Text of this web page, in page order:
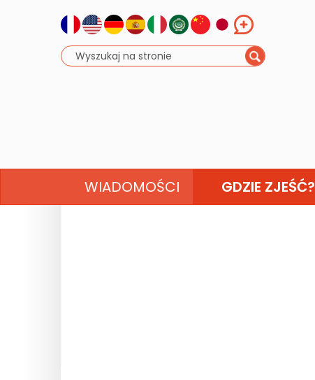
WIADOMOŚCI GDZIE ZJEŚĆ?